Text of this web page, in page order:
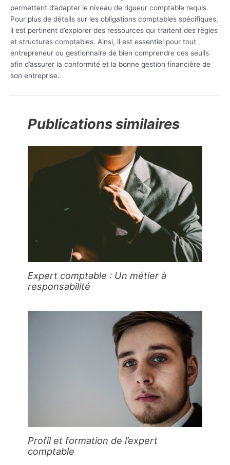
permettent d’adapter le niveau de rigueur comptable requis.
Pour plus de détails sur les obligations comptables spécifiques,
il est pertinent d’explorer des ressources qui traitent des règles
et structures comptables. Ainsi, il est essentiel pour tout
entrepreneur ou gestionnaire de bien comprendre ces seuils
afin d’assurer la conformité et la bonne gestion financière de
son entreprise.
Publications similaires
Expert comptable : Un métier à
responsabilité
Profil et formation de l’expert
comptable